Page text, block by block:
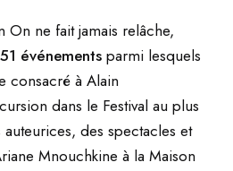
47484950515253545556
On ne fait jamais relâche,
51 événementsparmi lesquels
consacré à Alain
dans le Festival au plus
des spectacles et
Mnouchkine à la Maison